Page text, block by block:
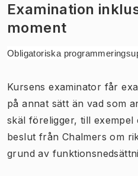
Examination
moment
Obligatoriska
Kursens examinator får
på annat sätt än vad som
skäl föreligger, till
beslut från Chalmers om
grund av